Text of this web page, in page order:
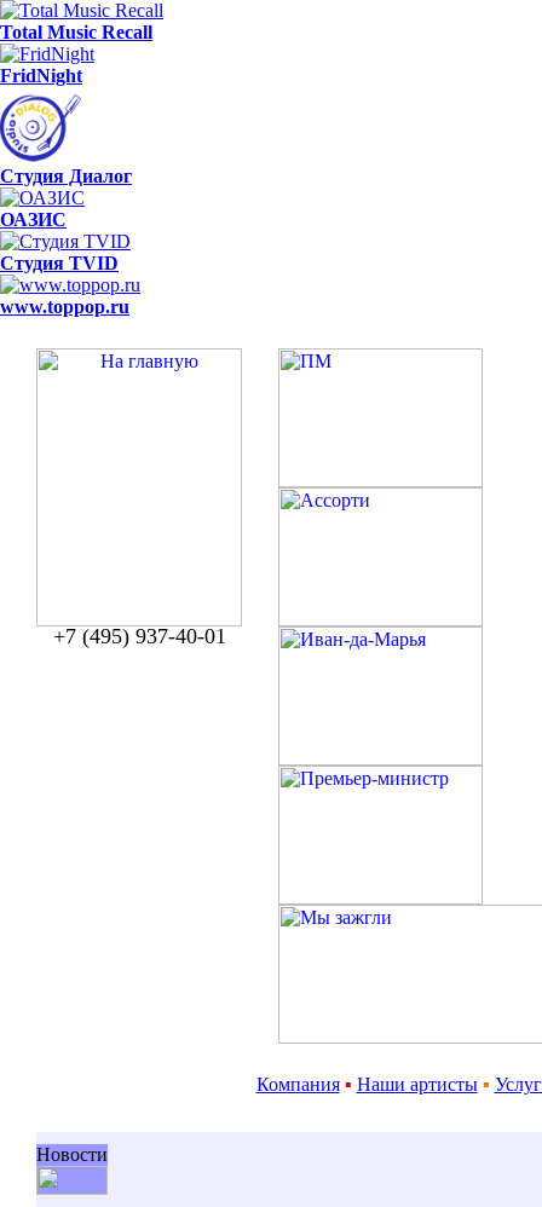
Total Music Recall
FridNight
Студия Диалог
ОАЗИС
Студия TVID
www.toppop.ru
+7 (495) 937-40-01
Компания ▪ Наши артисты ▪
Новости